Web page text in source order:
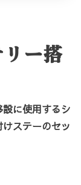
ー搭
に使用するシ
ステーのセッ